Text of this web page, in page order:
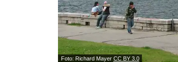
Foto: Richard Mayer CC BY 3.0